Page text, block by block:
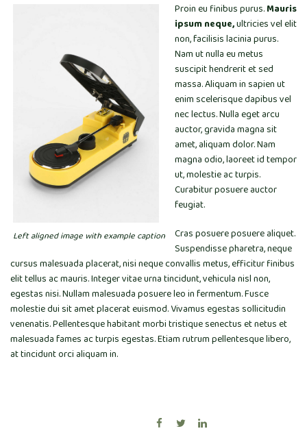
Left aligned image with example caption
Proin eu finibus purus.Mauris
ipsum neque,ultricies vel elit
non, facilisis lacinia purus.
Nam ut nulla eu metus
suscipit hendrerit et sed
massa. Aliquam in sapien ut
enim scelerisque dapibus vel
nec lectus. Nulla eget arcu
auctor, gravida magna sit
amet, aliquam dolor. Nam
magna odio, laoreet id tempor
ut, molestie ac turpis.
Curabitur posuere auctor
feugiat.
Cras posuere posuere aliquet.
Suspendisse pharetra, neque
cursus malesuada placerat, nisi neque convallis metus, efficitur finibus
elit tellus ac mauris. Integer vitae urna tincidunt, vehicula nisl non,
egestas nisi. Nullam malesuada posuere leo in fermentum. Fusce
molestie dui sit amet placerat euismod. Vivamus egestas sollicitudin
venenatis. Pellentesque habitant morbi tristique senectus et netus et
malesuada fames ac turpis egestas. Etiam rutrum pellentesque libero,
at tincidunt orci aliquam in.